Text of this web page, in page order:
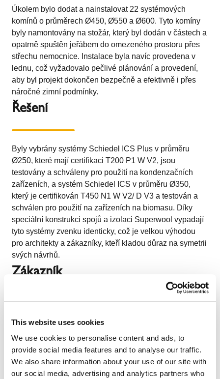
This website uses cookies
We use cookies to personalise content and ads, to
provide social media features and to analyse our traffic.
We also share information about your use of our site with
our social media, advertising and analytics partners who
Úkolem bylo dodat a nainstalovat 22 systémových
komínů o průměrech Ø450, Ø550 a Ø600. Tyto komíny
byly namontovány na stožár, který byl dodán v částech a
opatrně spuštěn jeřábem do omezeného prostoru přes
střechu nemocnice. Instalace byla navíc provedena v
lednu, což vyžadovalo pečlivé plánování a provedení,
aby byl projekt dokončen bezpečně a efektivně i přes
náročné zimní podmínky.
Řešení
Byly vybrány systémy Schiedel ICS Plus v průměru
Ø250, které mají certifikaci T200 P1 W V2, jsou
testovány a schváleny pro použití na kondenzačních
zařízeních, a systém Schiedel ICS v průměru Ø350,
který je certifikován T450 N1 W V2/ D V3 a testován a
schválen pro použití na zařízeních na biomasu. Díky
speciální konstrukci spojů a izolaci Superwool vypadají
tyto systémy zvenku identicky, což je velkou výhodou
pro architekty a zákazníky, kteří kladou důraz na symetrii
svých návrhů.
Zákazník
a sportu. Architektonické práce provedla Highland
Council, místně známá jako Comhairle na
Gaidhealtachd, ve spolupráci s konzultační firmou
Rybka. Hlavním dodavatelem odpovědným za realizaci
stavby byla společnost G A Barnie Building Services,